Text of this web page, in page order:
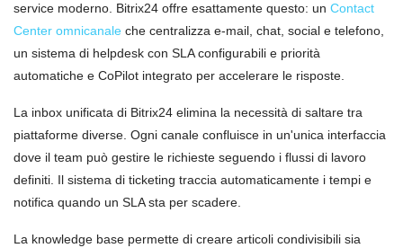
service moderno. Bitrix24 offre esattamente questo: un Contact
Center omnicanale che centralizza e-mail, chat, social e telefono,
un sistema di helpdesk con SLA configurabili e priorità
automatiche e CoPilot integrato per accelerare le risposte.
La inbox unificata di Bitrix24 elimina la necessità di saltare tra
piattaforme diverse. Ogni canale confluisce in un'unica interfaccia
dove il team può gestire le richieste seguendo i flussi di lavoro
definiti. Il sistema di ticketing traccia automaticamente i tempi e
notifica quando un SLA sta per scadere.
La knowledge base permette di creare articoli condivisibili sia